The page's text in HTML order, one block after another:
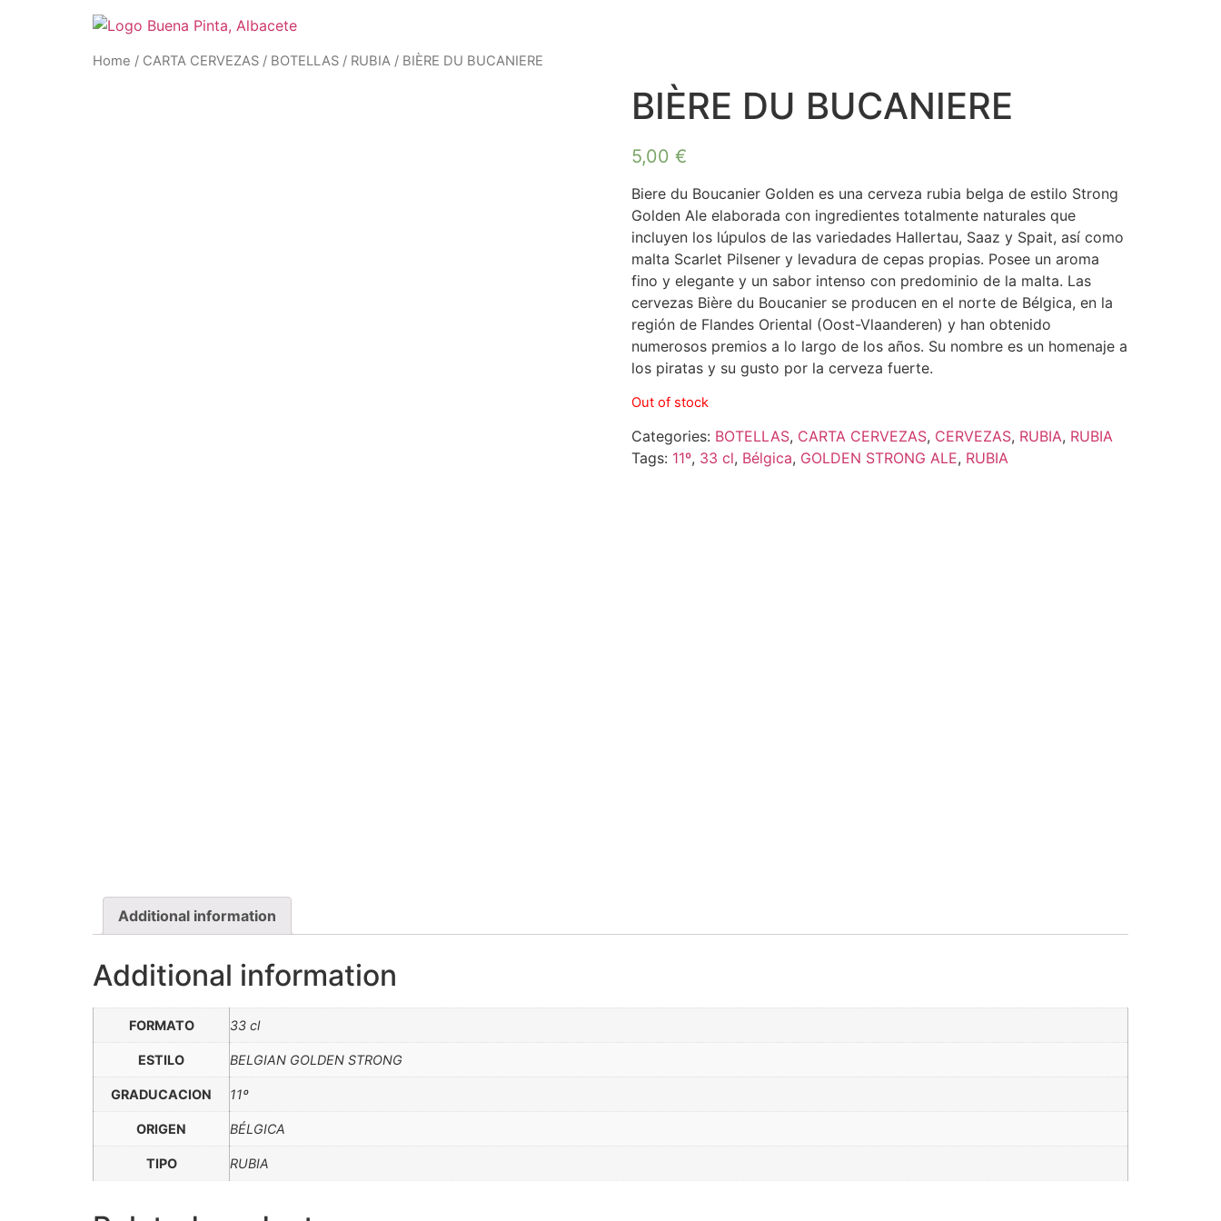
Home / CARTA CERVEZAS / BOTELLAS / RUBIA / BIÈRE DU BUCANIERE
BIÈRE DU BUCANIERE
5,00 €
Biere du Boucanier Golden es una cerveza rubia belga de estilo Strong
Golden Ale elaborada con ingredientes totalmente naturales que
incluyen los lúpulos de las variedades Hallertau, Saaz y Spait, así como
malta Scarlet Pilsener y levadura de cepas propias. Posee un aroma
fino y elegante y un sabor intenso con predominio de la malta. Las
cervezas Bière du Boucanier se producen en el norte de Bélgica, en la
región de Flandes Oriental (Oost-Vlaanderen) y han obtenido
numerosos premios a lo largo de los años. Su nombre es un homenaje a
los piratas y su gusto por la cerveza fuerte.
Out of stock
Categories: BOTELLAS, CARTA CERVEZAS, CERVEZAS, RUBIA, RUBIA
Tags: 11º, 33 cl, Bélgica, GOLDEN STRONG ALE, RUBIA
Additional information
Additional information
FORMATO 33 cl
ESTILO BELGIAN GOLDEN STRONG
GRADUCACION 11º
ORIGEN BÉLGICA
TIPO RUBIA